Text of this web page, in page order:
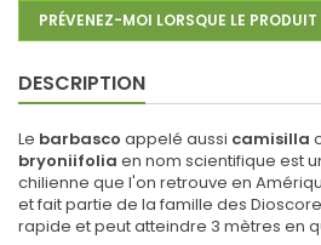
PRÉVENEZ-MOI LORSQUE LE
DESCRIPTION
Le barbasco appelé aussi camisilla
bryoniifolia en nom scientifique est
chilienne que l'on retrouve en
et fait partie de la famille des
rapide et peut atteindre 3 mètres en